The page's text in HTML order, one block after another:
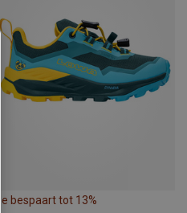
Je bespaart tot 13%